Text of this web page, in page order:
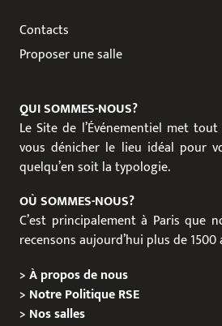
Contacts
Proposer une salle
QUI SOMMES-NOUS?
Le Site de l’Événementiel met
vous dénicher le lieu idéal pour
quelqu’en soit la typologie.
OÙ SOMMES-NOUS?
C’est principalement à Paris que
recensons aujourd’hui plus de
>À propos de nous
> Notre Politique RSE
> Nos salles